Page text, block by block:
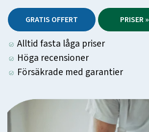
GRATIS OFFERT PRISER »
Alltid fasta låga priser
Höga recensioner
Försäkrade med garantier